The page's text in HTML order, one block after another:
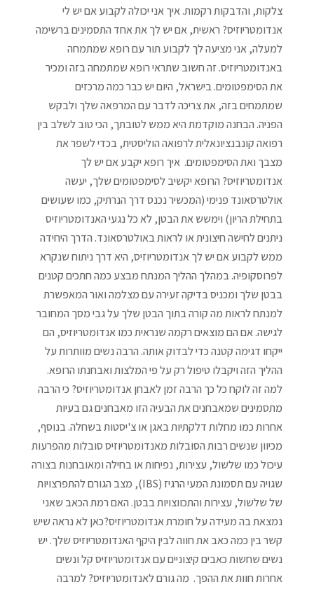
צלקות, והדבקות רקמות. איך אני יכולה לקבוע אם יש לי
אנדומטריוזיס? ראשית, אם יש לך את אחד התסמינים ברשימה
למעלה, אני מציעה לך לקבוע תור עם רופא שמתמחה
באנדומטריוזיס. זה חשוב שתראי רופא שמתמחה בזה ומכיר
את הסימפטומים. בישראל, היום יש כבר כמה מרכזים
שמתמחים בזה, את צריכה לדבר עם המרפאה שלך ולבקש
הפניה. הבחנה מוקדמת היא ממש לטובתך, הכי טוב לשלב בין
רפואה קונבנציונאלית לרפואה הוליסטית, בכדי לשפר את
מצבך ואת הסימפטומים. איך רופא יקבע אם יש לך
אנדומטריוזיס? הרופא יקשיב לסימפטומים שלך, יעשה
אולטרסאונד פנימי (המכשיר נכנס דרך הנרתיק, כמו שעושים
בתחילת הריון) וימשש את הבטן, לא כל נגעי האנדומטריוזיס
ניתנים לחישה חיצונית או לראות באולטרסאונד. הדרך היחידה
ממש לקבוע אם יש לך אנדומטריוזיס, היא דרך ניתוח שנקרא
לפרוסקופיה. במהלך ההליך המנתח מבצע כמה חתכים קטנים
בבטן שלך ומכניס בדיקה זעירה עם מצלמה ואור המאפשרת
למנתח לראות מה קורה בתוך הבטן שלך על גבי מסך המחובר
לגישה. אם הם מוצאים רקמה שנראית כמו אנדומטריוזיס, הם
ייקחו דגימה קטנה כדי לבדוק אותה. הרבה נשים מוותרות על
ההליך הזה ויקבלו טיפול רק על פי המלצות ואבחנתו הרופא.
למה זה לוקח כל כך הרבה זמן לאבחן אנדומטריוזיס? כי הרבה
מתסמינים שמאבחנים את הבעיה הזו מאבחנים גם בעיות
אחרות כמו מחלות דלקתיות באגן או צ'יסטות בשחלה. בנוסף,
מכיוון שנשים רבות הסובלות מאנדומטריוזיס סובלות מהפרעות
עיכול כמו שלשול, עצירות, נפיחות או בחילה ומאובחנות בצורה
שגויה עם תסמונת המעי הרגיז (IBS), מצב הגורם להתפרצויות
של שלשול, עצירות והתכווצויות בבטן. האם רמת הכאב שאני
נמצאת בה מעידה על חומרת אנדומטריוזיס?כאן לא נראה שיש
קשר בין כמה כאב את חווה לבין היקף האנדומטריוזיס שלך. יש
נשים שחשות כאבים קיצוניים עם אנדומטריוזיס קל ונשים
אחרות חוות את ההפך. מה גורם לאנדומטריוזיס? למרבה